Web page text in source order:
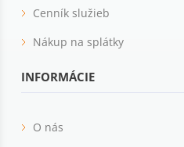
Cenník služieb
Nákup na splátky
INFORMÁCIE
O nás